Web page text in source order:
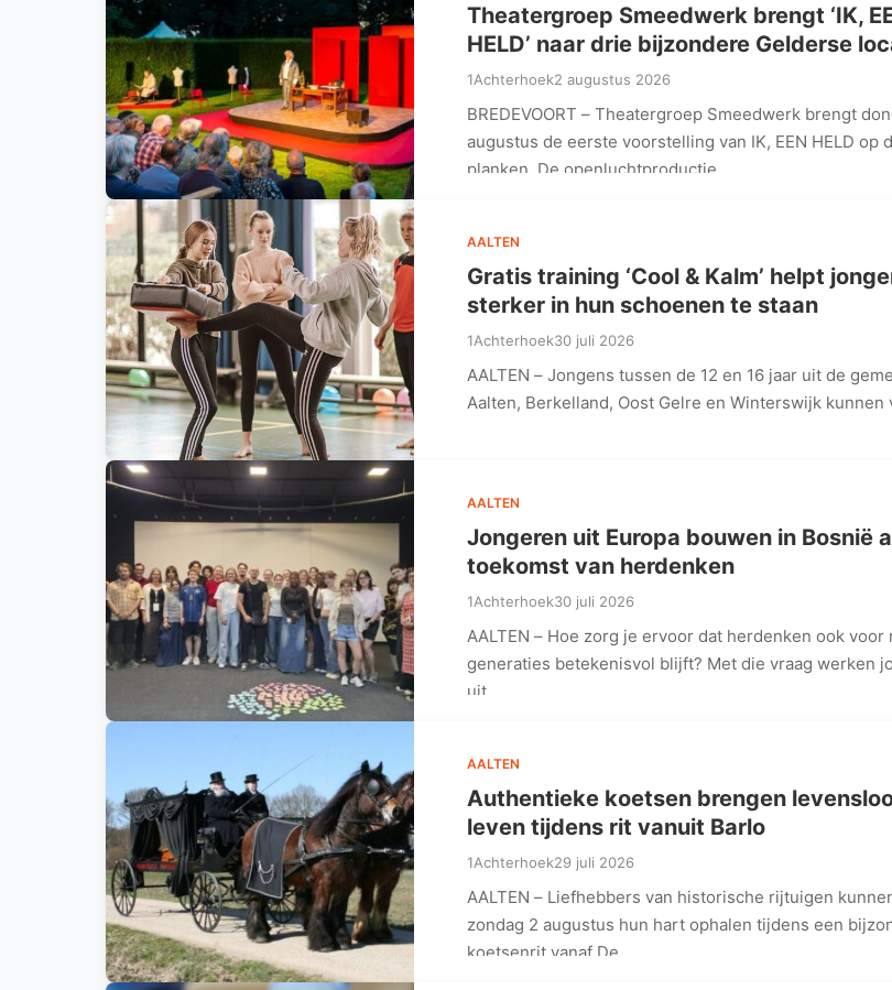
Theatergroep Smeedwerk brengt ‘IK,
HELD’ naar drie bijzondere Gelderse
1Achterhoek2 augustus 2026
BREDEVOORT – Theatergroep Smeedwerk brengt
augustus de eerste voorstelling van IK, EEN HELD op
planken. De openluchtproductie,…
AALTEN
Gratis training ‘Cool & Kalm’ helpt
sterker in hun schoenen te staan
1Achterhoek30 juli 2026
AALTEN – Jongens tussen de 12 en 16 jaar uit de
Aalten, Berkelland, Oost Gelre en Winterswijk kunnen
AALTEN
Jongeren uit Europa bouwen in Bosnië
toekomst van herdenken
1Achterhoek30 juli 2026
AALTEN – Hoe zorg je ervoor dat herdenken ook voor
generaties betekenisvol blijft? Met die vraag werken
uit…
AALTEN
Authentieke koetsen brengen
leven tijdens rit vanuit Barlo
1Achterhoek29 juli 2026
AALTEN – Liefhebbers van historische rijtuigen
zondag 2 augustus hun hart ophalen tijdens een
koetsenrit vanaf De…